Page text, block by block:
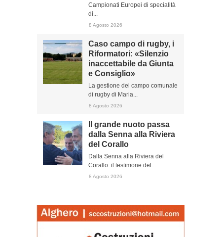
Campionati Europei di specialità
di...
8 Agosto 2026
Caso campo di rugby, i
Riformatori: «Silenzio
inaccettabile da Giunta
e Consiglio»
La gestione del campo comunale
di rugby di Maria...
8 Agosto 2026
Il grande nuoto passa
dalla Senna alla Riviera
del Corallo
Dalla Senna alla Riviera del
Corallo: il testimone del...
8 Agosto 2026